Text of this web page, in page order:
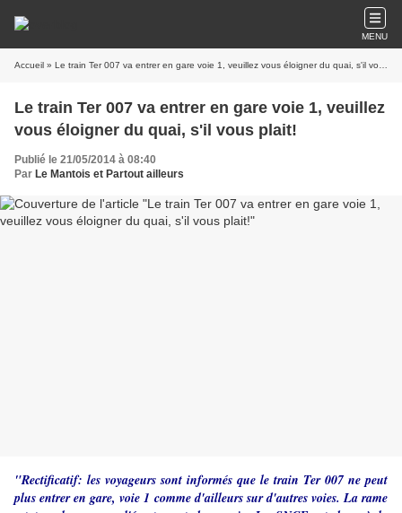
MENU
Accueil » Le train Ter 007 va entrer en gare voie 1, veuillez vous éloigner du quai, s'il vous plait!
Le train Ter 007 va entrer en gare voie 1, veuillez
vous éloigner du quai, s'il vous plait!
Publié le 21/05/2014 à 08:40
Par Le Mantois et Partout ailleurs
"Rectificatif: les voyageurs sont informés que le train Ter 007 ne peut
plus entrer en gare, voie 1 comme d'ailleurs sur d'autres voies. La rame